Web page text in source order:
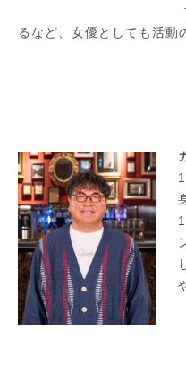
るなど、女優としても活動